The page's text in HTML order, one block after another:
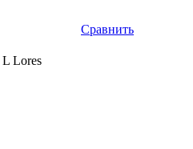
Сравнить
Lores